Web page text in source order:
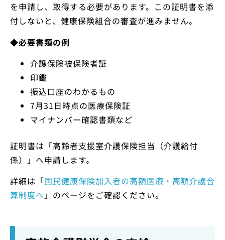
を申請し、取得する必要があります。この証明書を添
付しないと、健康保険組合の審査が進みません。
◆必要書類の例
介護保険被保険者証
印鑑
振込口座のわかるもの
7月31日時点の医療保険証
マイナンバー確認書類など
証明書は「高齢者支援室介護保険担当（介護給付
係）」へ申請します。
詳細は「国民健康保険加入者の高額医療・高額介護合
算制度へ 」のページをご確認ください。